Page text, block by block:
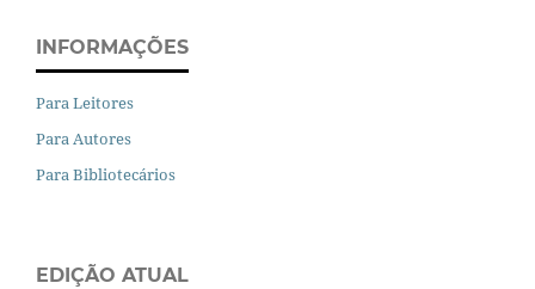
INFORMAÇÕES
Para Leitores
Para Autores
Para Bibliotecários
EDIÇÃO ATUAL